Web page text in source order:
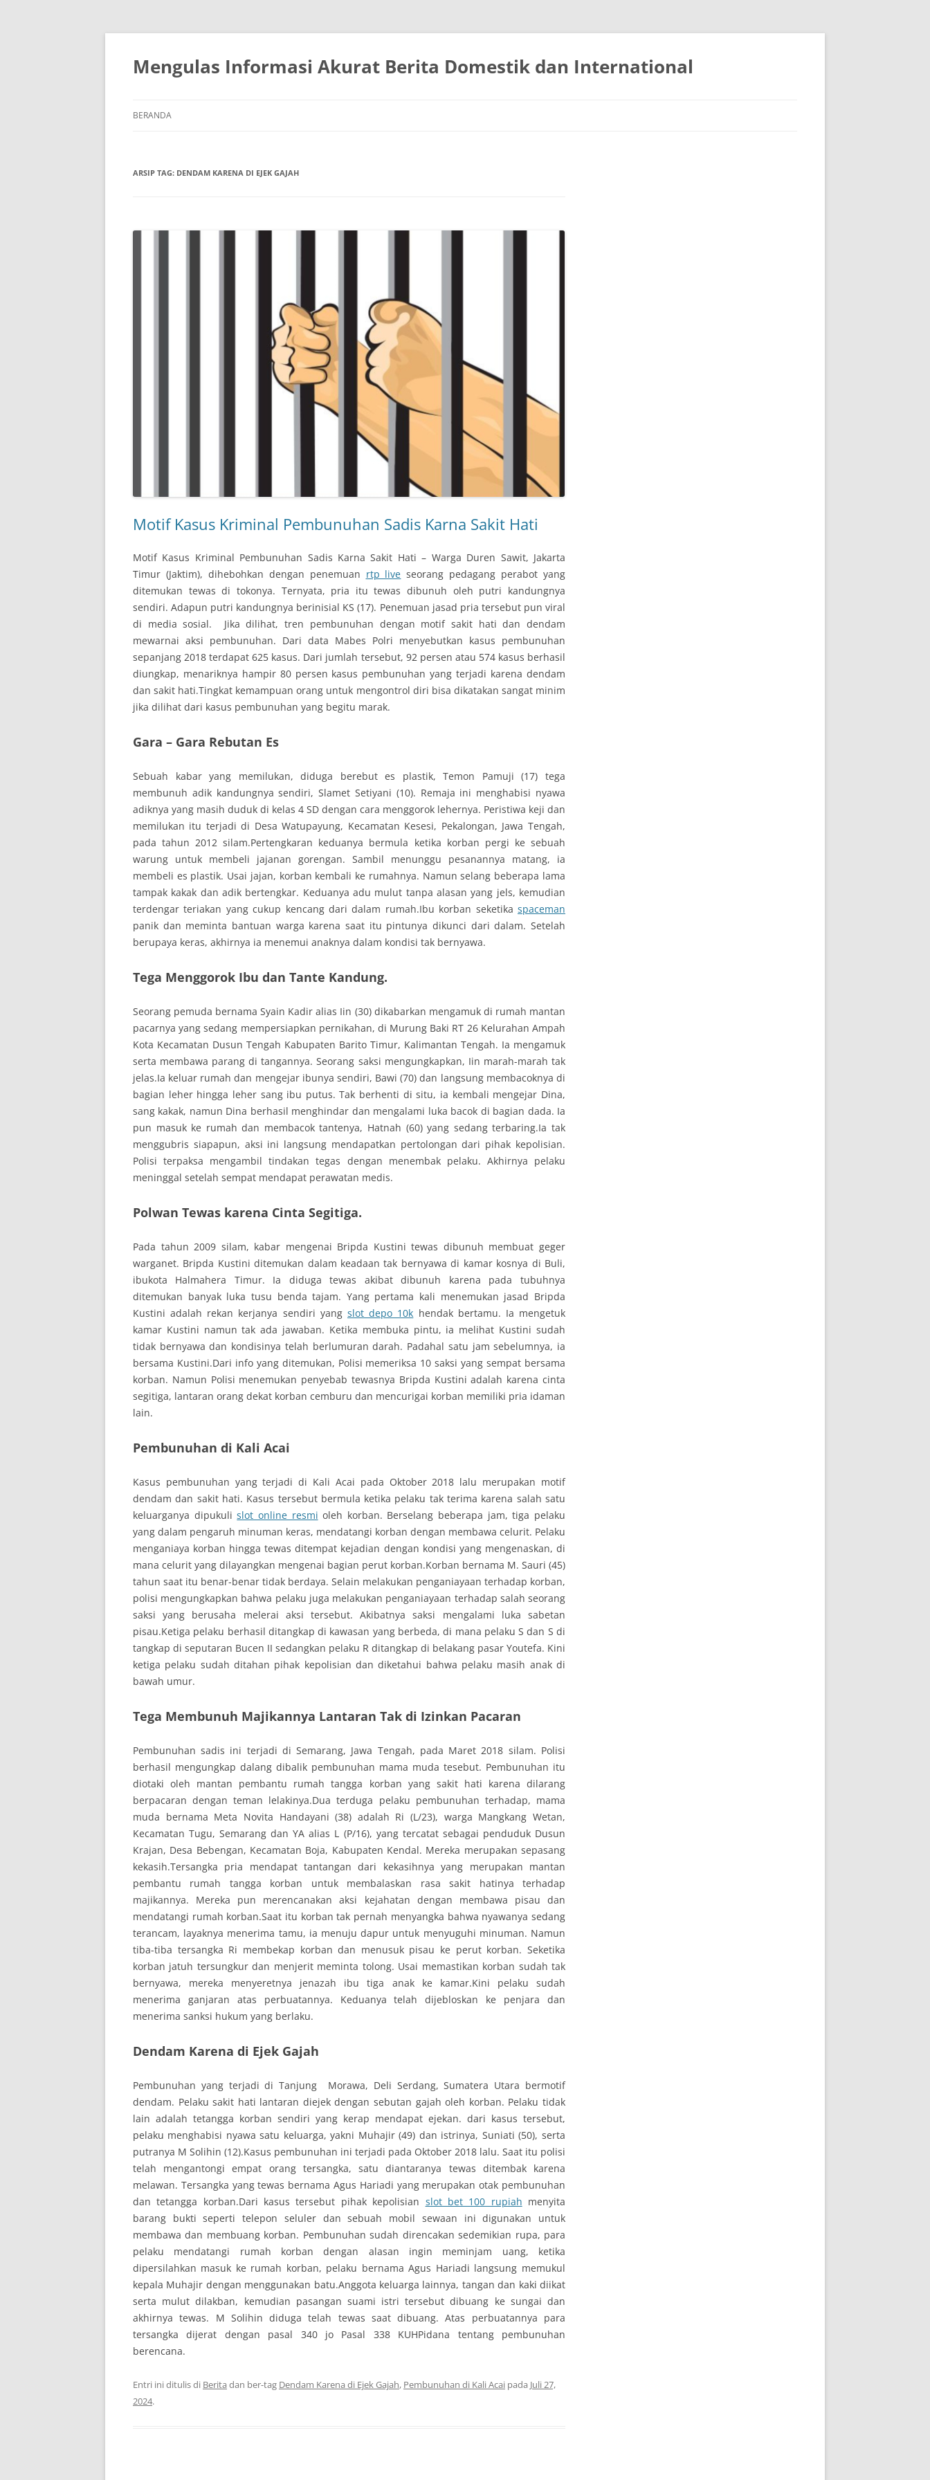
Mengulas Informasi Akurat Berita Domestik dan International
BERANDA
ARSIP TAG: DENDAM KARENA DI EJEK GAJAH
Motif Kasus Kriminal Pembunuhan Sadis Karna Sakit Hati
Motif Kasus Kriminal Pembunuhan Sadis Karna Sakit Hati – Warga Duren Sawit, Jakarta
Timur (Jaktim), dihebohkan dengan penemuan rtp live seorang pedagang perabot yang
ditemukan tewas di tokonya. Ternyata, pria itu tewas dibunuh oleh putri kandungnya
sendiri. Adapun putri kandungnya berinisial KS (17). Penemuan jasad pria tersebut pun viral
di media sosial. Jika dilihat, tren pembunuhan dengan motif sakit hati dan dendam
mewarnai aksi pembunuhan. Dari data Mabes Polri menyebutkan kasus pembunuhan
sepanjang 2018 terdapat 625 kasus. Dari jumlah tersebut, 92 persen atau 574 kasus berhasil
diungkap, menariknya hampir 80 persen kasus pembunuhan yang terjadi karena dendam
dan sakit hati.Tingkat kemampuan orang untuk mengontrol diri bisa dikatakan sangat minim
jika dilihat dari kasus pembunuhan yang begitu marak.
Gara – Gara Rebutan Es
Sebuah kabar yang memilukan, diduga berebut es plastik, Temon Pamuji (17) tega
membunuh adik kandungnya sendiri, Slamet Setiyani (10). Remaja ini menghabisi nyawa
adiknya yang masih duduk di kelas 4 SD dengan cara menggorok lehernya. Peristiwa keji dan
memilukan itu terjadi di Desa Watupayung, Kecamatan Kesesi, Pekalongan, Jawa Tengah,
pada tahun 2012 silam.Pertengkaran keduanya bermula ketika korban pergi ke sebuah
warung untuk membeli jajanan gorengan. Sambil menunggu pesanannya matang, ia
membeli es plastik. Usai jajan, korban kembali ke rumahnya. Namun selang beberapa lama
tampak kakak dan adik bertengkar. Keduanya adu mulut tanpa alasan yang jels, kemudian
terdengar teriakan yang cukup kencang dari dalam rumah.Ibu korban seketika spaceman
panik dan meminta bantuan warga karena saat itu pintunya dikunci dari dalam. Setelah
berupaya keras, akhirnya ia menemui anaknya dalam kondisi tak bernyawa.
Tega Menggorok Ibu dan Tante Kandung.
Seorang pemuda bernama Syain Kadir alias Iin (30) dikabarkan mengamuk di rumah mantan
pacarnya yang sedang mempersiapkan pernikahan, di Murung Baki RT 26 Kelurahan Ampah
Kota Kecamatan Dusun Tengah Kabupaten Barito Timur, Kalimantan Tengah. Ia mengamuk
serta membawa parang di tangannya. Seorang saksi mengungkapkan, Iin marah-marah tak
jelas.Ia keluar rumah dan mengejar ibunya sendiri, Bawi (70) dan langsung membacoknya di
bagian leher hingga leher sang ibu putus. Tak berhenti di situ, ia kembali mengejar Dina,
sang kakak, namun Dina berhasil menghindar dan mengalami luka bacok di bagian dada. Ia
pun masuk ke rumah dan membacok tantenya, Hatnah (60) yang sedang terbaring.Ia tak
menggubris siapapun, aksi ini langsung mendapatkan pertolongan dari pihak kepolisian.
Polisi terpaksa mengambil tindakan tegas dengan menembak pelaku. Akhirnya pelaku
meninggal setelah sempat mendapat perawatan medis.
Polwan Tewas karena Cinta Segitiga.
Pada tahun 2009 silam, kabar mengenai Bripda Kustini tewas dibunuh membuat geger
warganet. Bripda Kustini ditemukan dalam keadaan tak bernyawa di kamar kosnya di Buli,
ibukota Halmahera Timur. Ia diduga tewas akibat dibunuh karena pada tubuhnya
ditemukan banyak luka tusu benda tajam. Yang pertama kali menemukan jasad Bripda
Kustini adalah rekan kerjanya sendiri yang slot depo 10k hendak bertamu. Ia mengetuk
kamar Kustini namun tak ada jawaban. Ketika membuka pintu, ia melihat Kustini sudah
tidak bernyawa dan kondisinya telah berlumuran darah. Padahal satu jam sebelumnya, ia
bersama Kustini.Dari info yang ditemukan, Polisi memeriksa 10 saksi yang sempat bersama
korban. Namun Polisi menemukan penyebab tewasnya Bripda Kustini adalah karena cinta
segitiga, lantaran orang dekat korban cemburu dan mencurigai korban memiliki pria idaman
lain.
Pembunuhan di Kali Acai
Kasus pembunuhan yang terjadi di Kali Acai pada Oktober 2018 lalu merupakan motif
dendam dan sakit hati. Kasus tersebut bermula ketika pelaku tak terima karena salah satu
keluarganya dipukulislot online resmi oleh korban. Berselang beberapa jam, tiga pelaku
yang dalam pengaruh minuman keras, mendatangi korban dengan membawa celurit. Pelaku
menganiaya korban hingga tewas ditempat kejadian dengan kondisi yang mengenaskan, di
mana celurit yang dilayangkan mengenai bagian perut korban.Korban bernama M. Sauri (45)
tahun saat itu benar-benar tidak berdaya. Selain melakukan penganiayaan terhadap korban,
polisi mengungkapkan bahwa pelaku juga melakukan penganiayaan terhadap salah seorang
saksi yang berusaha melerai aksi tersebut. Akibatnya saksi mengalami luka sabetan
pisau.Ketiga pelaku berhasil ditangkap di kawasan yang berbeda, di mana pelaku S dan S di
tangkap di seputaran Bucen II sedangkan pelaku R ditangkap di belakang pasar Youtefa. Kini
ketiga pelaku sudah ditahan pihak kepolisian dan diketahui bahwa pelaku masih anak di
bawah umur.
Tega Membunuh Majikannya Lantaran Tak di Izinkan Pacaran
Pembunuhan sadis ini terjadi di Semarang, Jawa Tengah, pada Maret 2018 silam. Polisi
berhasil mengungkap dalang dibalik pembunuhan mama muda tesebut. Pembunuhan itu
diotaki oleh mantan pembantu rumah tangga korban yang sakit hati karena dilarang
berpacaran dengan teman lelakinya.Dua terduga pelaku pembunuhan terhadap, mama
muda bernama Meta Novita Handayani (38) adalah Ri (L/23), warga Mangkang Wetan,
Kecamatan Tugu, Semarang dan YA alias L (P/16), yang tercatat sebagai penduduk Dusun
Krajan, Desa Bebengan, Kecamatan Boja, Kabupaten Kendal. Mereka merupakan sepasang
kekasih.Tersangka pria mendapat tantangan dari kekasihnya yang merupakan mantan
pembantu rumah tangga korban untuk membalaskan rasa sakit hatinya terhadap
majikannya. Mereka pun merencanakan aksi kejahatan dengan membawa pisau dan
mendatangi rumah korban.Saat itu korban tak pernah menyangka bahwa nyawanya sedang
terancam, layaknya menerima tamu, ia menuju dapur untuk menyuguhi minuman. Namun
tiba-tiba tersangka Ri membekap korban dan menusuk pisau ke perut korban. Seketika
korban jatuh tersungkur dan menjerit meminta tolong. Usai memastikan korban sudah tak
bernyawa, mereka menyeretnya jenazah ibu tiga anak ke kamar.Kini pelaku sudah
menerima ganjaran atas perbuatannya. Keduanya telah dijebloskan ke penjara dan
menerima sanksi hukum yang berlaku.
Dendam Karena di Ejek Gajah
Pembunuhan yang terjadi di Tanjung Morawa, Deli Serdang, Sumatera Utara bermotif
dendam. Pelaku sakit hati lantaran diejek dengan sebutan gajah oleh korban. Pelaku tidak
lain adalah tetangga korban sendiri yang kerap mendapat ejekan. dari kasus tersebut,
pelaku menghabisi nyawa satu keluarga, yakni Muhajir (49) dan istrinya, Suniati (50), serta
putranya M Solihin (12).Kasus pembunuhan ini terjadi pada Oktober 2018 lalu. Saat itu polisi
telah mengantongi empat orang tersangka, satu diantaranya tewas ditembak karena
melawan. Tersangka yang tewas bernama Agus Hariadi yang merupakan otak pembunuhan
dan tetangga korban.Dari kasus tersebut pihak kepolisian slot bet 100 rupiah menyita
barang bukti seperti telepon seluler dan sebuah mobil sewaan ini digunakan untuk
membawa dan membuang korban. Pembunuhan sudah direncakan sedemikian rupa, para
pelaku mendatangi rumah korban dengan alasan ingin meminjam uang, ketika
dipersilahkan masuk ke rumah korban, pelaku bernama Agus Hariadi langsung memukul
kepala Muhajir dengan menggunakan batu.Anggota keluarga lainnya, tangan dan kaki diikat
serta mulut dilakban, kemudian pasangan suami istri tersebut dibuang ke sungai dan
akhirnya tewas. M Solihin diduga telah tewas saat dibuang. Atas perbuatannya para
tersangka dijerat dengan pasal 340 jo Pasal 338 KUHPidana tentang pembunuhan
berencana.
Entri ini ditulis di Berita dan ber-tag Dendam Karena di Ejek Gajah, Pembunuhan di Kali Acai pada Juli 27,
2024.